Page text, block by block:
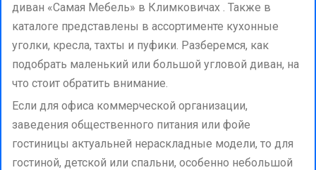
диван «Самая Мебель» в Климковичах . Также в
каталоге представлены в ассортименте кухонные
уголки, кресла, тахты и пуфики. Разберемся, как
подобрать маленький или большой угловой диван, на
что стоит обратить внимание.
Если для офиса коммерческой организации,
заведения общественного питания или фойе
гостиницы актуальней нераскладные модели, то для
гостиной, детской или спальни, особенно небольшой